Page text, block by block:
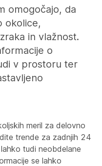
omogočajo, da
okolice,
in vlažnost.
o
v prostoru ter
meril za delovno
trende za zadnjih 24
tudi neobdelane
se lahko